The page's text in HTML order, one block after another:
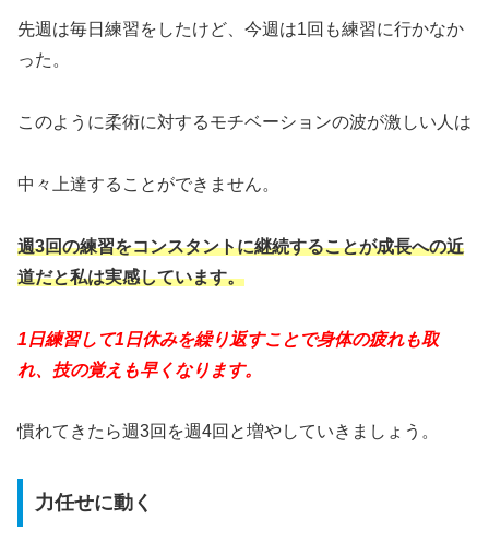
先週は毎日練習をしたけど、今週は1回も練習に行かなか
った。
このように柔術に対するモチベーションの波が激しい人は
中々上達することができません。
週3回の練習をコンスタントに継続することが成長への近
道だと私は実感しています。
1日練習して1日休みを繰り返すことで身体の疲れも取
れ、 技の覚えも早くなります。
慣れてきたら週3回を週4回と増やしていきましょう。
力任せに動く